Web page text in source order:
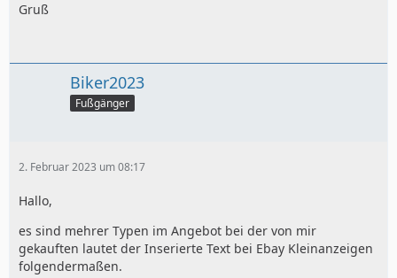
Gruß
Biker2023
Fußgänger
2. Februar 2023 um 08:17
Hallo,
es sind mehrer Typen im Angebot bei der von mir
gekauften lautet der Inserierte Text bei Ebay Kleinanzeigen
folgendermaßen.